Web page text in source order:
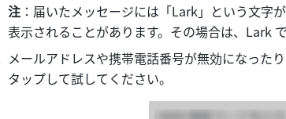
注 ：届いたメッセージには「Lark」という文字
表示されることがあります。その場合は、Lark
メールアドレスや携帯電話番号が無効になったり
タップして試してください。